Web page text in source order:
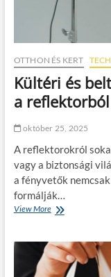
a
k
i
m
e
g
b
z
a
t
ó
ü
z
l
e
p
a
r
OTTHON ÉS KERT TECH
Kültéri és
a
október 25, 2025
A reflektorokról
vagy a biztonsági
a fényvetők
formálják…
View MoreK
t
é
r